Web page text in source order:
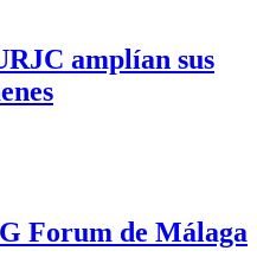
amplían sus
Forum de Málaga